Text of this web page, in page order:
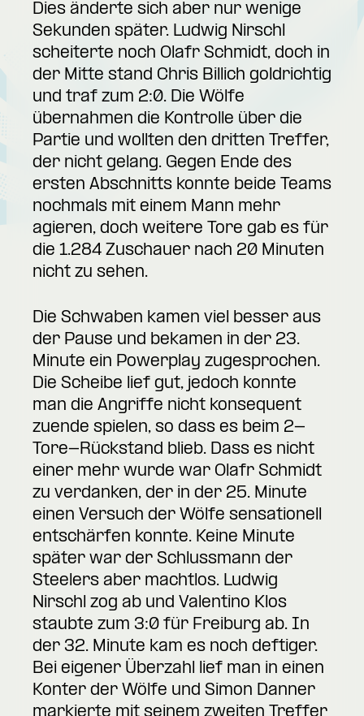
Dies änderte sich aber nur wenige
Sekunden später. Ludwig Nirschl
scheiterte noch Olafr Schmidt, doch in
der Mitte stand Chris Billich goldrichtig
und traf zum 2:0. Die Wölfe
übernahmen die Kontrolle über die
Partie und wollten den dritten Treffer,
der nicht gelang. Gegen Ende des
ersten Abschnitts konnte beide Teams
nochmals mit einem Mann mehr
agieren, doch weitere Tore gab es für
die 1.284 Zuschauer nach 20 Minuten
nicht zu sehen.
Die Schwaben kamen viel besser aus
der Pause und bekamen in der 23.
Minute ein Powerplay zugesprochen.
Die Scheibe lief gut, jedoch konnte
man die Angriffe nicht konsequent
zuende spielen, so dass es beim 2-
Tore-Rückstand blieb. Dass es nicht
einer mehr wurde war Olafr Schmidt
zu verdanken, der in der 25. Minute
einen Versuch der Wölfe sensationell
entschärfen konnte. Keine Minute
später war der Schlussmann der
Steelers aber machtlos. Ludwig
Nirschl zog ab und Valentino Klos
staubte zum 3:0 für Freiburg ab. In
der 32. Minute kam es noch deftiger.
Bei eigener Überzahl lief man in einen
Konter der Wölfe und Simon Danner